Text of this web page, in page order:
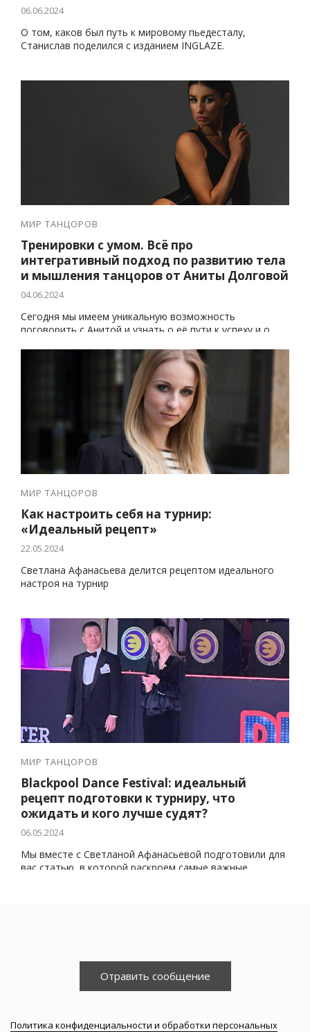
06.06.2024
О том, каков был путь к мировому пьедесталу,
Станислав поделился с изданием INGLAZE.
МИР ТАНЦОРОВ
Тренировки с умом. Всё про
интегративный подход по развитию тела
и мышления танцоров от Аниты Долговой
04.06.2024
Сегодня мы имеем уникальную возможность
поговорить с Анитой и узнать о её пути к успеху и о
МИР ТАНЦОРОВ
Как настроить себя на турнир:
«Идеальный рецепт»
22.05.2024
Светлана Афанасьева делится рецептом идеального
настроя на турнир
МИР ТАНЦОРОВ
Blackpool Dance Festival: идеальный
рецепт подготовки к турниру, что
ожидать и кого лучше судят?
06.05.2024
Мы вместе с Светланой Афанасьевой подготовили для
вас статью, в которой раскроем самые важные
Отравить сообщение
Политика конфиденциальности и обработки персональных